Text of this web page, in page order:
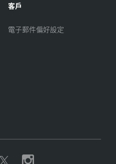
客戶
電子郵件偏好設定